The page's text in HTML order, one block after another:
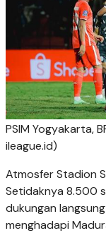
PSIM Yogyakarta,
ileague.id)
Atmosfer Stadion
Setidaknya 8.500
dukungan
menghadapi